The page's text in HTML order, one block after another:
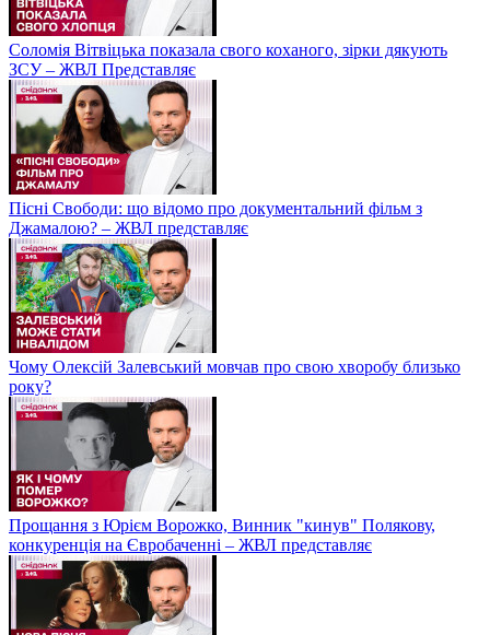
Соломія Вітвіцька показала свого коханого, зірки дякують
ЗСУ – ЖВЛ Представляє
Пісні Свободи: що відомо про документальний фільм з
Джамалою? – ЖВЛ представляє
Чому Олексій Залевський мовчав про свою хворобу близько
року?
Прощання з Юрієм Ворожко, Винник "кинув" Полякову,
конкуренція на Євробаченні – ЖВЛ представляє